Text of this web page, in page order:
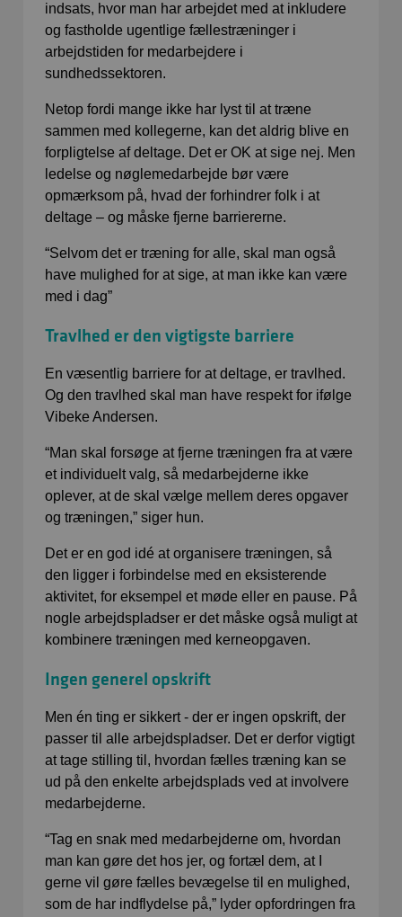
indsats, hvor man har arbejdet med at inkludere
og fastholde ugentlige fællestræninger i
arbejdstiden for medarbejdere i
sundhedssektoren.
Netop fordi mange ikke har lyst til at træne
sammen med kollegerne, kan det aldrig blive en
forpligtelse af deltage. Det er OK at sige nej. Men
ledelse og nøglemedarbejde bør være
opmærksom på, hvad der forhindrer folk i at
deltage – og måske fjerne barriererne.
“Selvom det er træning for alle, skal man også
have mulighed for at sige, at man ikke kan være
med i dag”
Travlhed er den vigtigste barriere
En væsentlig barriere for at deltage, er travlhed.
Og den travlhed skal man have respekt for ifølge
Vibeke Andersen.
“Man skal forsøge at fjerne træningen fra at være
et individuelt valg, så medarbejderne ikke
oplever, at de skal vælge mellem deres opgaver
og træningen,” siger hun.
Det er en god idé at organisere træningen, så
den ligger i forbindelse med en eksisterende
aktivitet, for eksempel et møde eller en pause. På
nogle arbejdspladser er det måske også muligt at
kombinere træningen med kerneopgaven.
Ingen generel opskrift
Men én ting er sikkert - der er ingen opskrift, der
passer til alle arbejdspladser. Det er derfor vigtigt
at tage stilling til, hvordan fælles træning kan se
ud på den enkelte arbejdsplads ved at involvere
medarbejderne.
“Tag en snak med medarbejderne om, hvordan
man kan gøre det hos jer, og fortæl dem, at I
gerne vil gøre fælles bevægelse til en mulighed,
som de har indflydelse på,” lyder opfordringen fra